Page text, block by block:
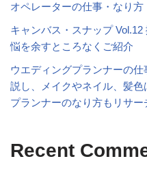
オペレーターの仕事・なり方
キャンバス・スナップ
悩を余すところなくご紹介
ウエディングプランナーの
説し、メイクやネイル、髪
プランナーのなり方もリサー
Recent